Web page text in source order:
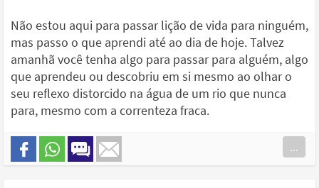
Não estou aqui para passar lição de vida para ninguém,
mas passo o que aprendi até ao dia de hoje. Talvez
amanhã você tenha algo para passar para alguém, algo
que aprendeu ou descobriu em si mesmo ao olhar o
seu reflexo distorcido na água de um rio que nunca
para, mesmo com a correnteza fraca.
...